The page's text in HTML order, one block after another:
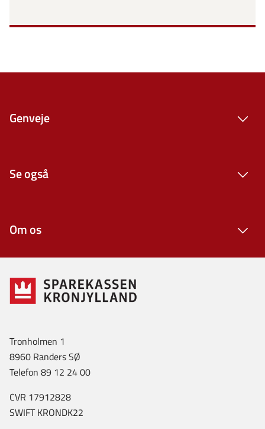
Genveje
Se også
Om os
Tronholmen 1
8960 Randers SØ
Telefon 89 12 24 00
CVR 17912828
SWIFT KRONDK22